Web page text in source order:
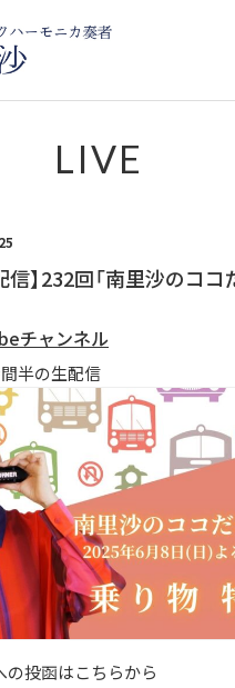
レッスン
YouTube
ブログ
ショップ
お問い合わせ
LIVE
】232回「南里沙のココ
チャンネル
半の生配信
の投函はこちらから